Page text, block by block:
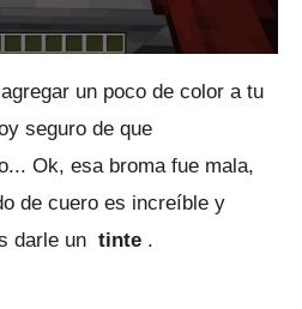
un poco de color a tu
seguro de que
Ok, esa broma fue mala,
de cuero es increíble y
darle un tinte .